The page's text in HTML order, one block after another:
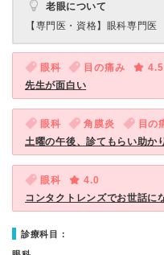
老眼について
【専門医・資格】 眼科専門医
眼科 目の痛み
4.5
先生が面白い
眼科 角膜炎 目の
土曜の午後、診てもらい助か
眼科
4.0
コンタクトレンズでお世話に
診療科目：